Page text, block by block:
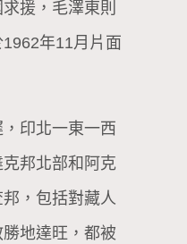
援，毛澤東則
年11月片面
印北一東一西
邦北部和阿克
，包括對藏人
地達旺，都被